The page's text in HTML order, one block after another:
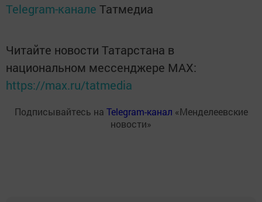
Telegram-канале Татмедиа
Читайте новости Татарстана в
национальном мессенджере MАХ:
https://max.ru/tatmedia
Подписывайтесь на Telegram-канал «Менделеевские
новости»